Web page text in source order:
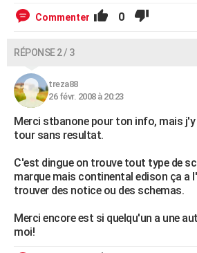
Bricolage
Lifestyle
Culture
Sport
Auto
Television
Voyage
Cinema Commenter 0
RÉPONSE 2 / 3
treza88
26 févr. 2008 à 20:23
Merci stbanone pour ton info, mais
tour sans resultat.
C'est dingue on trouve tout type de
marque mais continental edison ça a
trouver des notice ou des schemas.
Merci encore est si quelqu'un a une
moi!